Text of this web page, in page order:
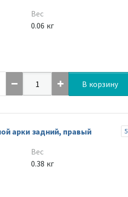
Вес
0.06 кг
В корзину
арки задний, правый 5
Вес
0.38 кг